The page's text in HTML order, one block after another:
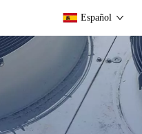
Español